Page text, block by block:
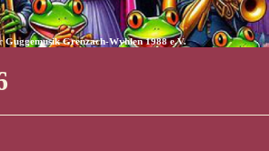
Guggemusik Grenzach-Wyhlen 1988 e.V.